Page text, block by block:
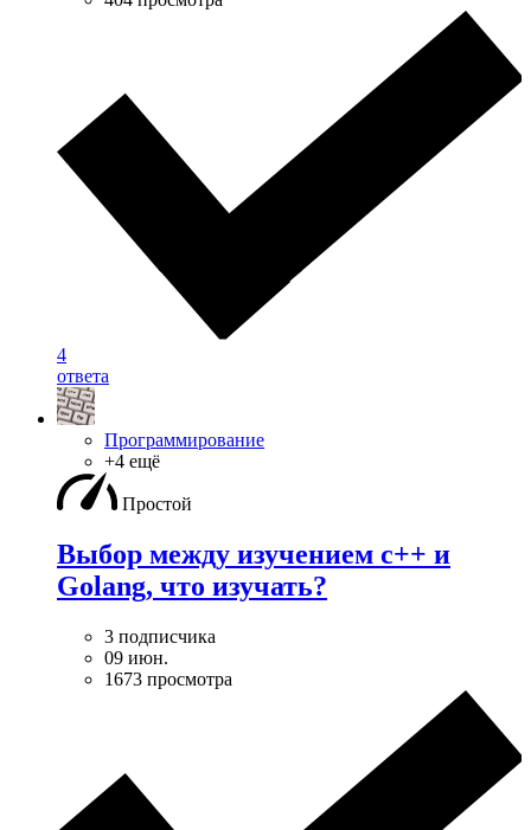
4
ответа
Программирование
+4 ещё
Простой
Выбор между изучением c++ и
Golang, что изучать?
3 подписчика
09 июн.
1673 просмотра